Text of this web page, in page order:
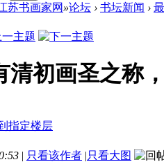
苏书画家网 »论坛 › 书坛新闻 ›
清初画圣之称
| 只看该作者 |只看大图